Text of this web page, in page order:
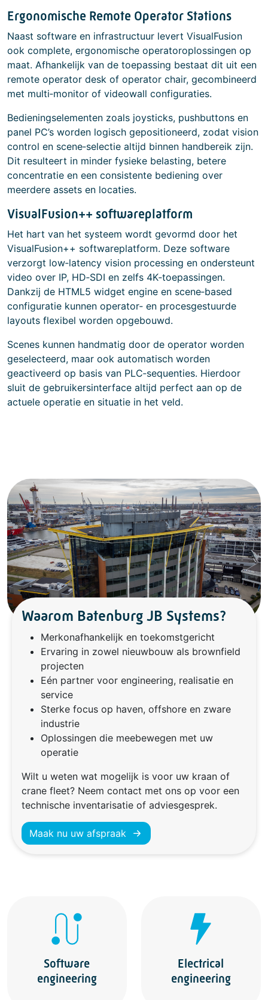
Ergonomische Remote Operator Stations
Naast software en infrastructuur levert VisualFusion
ook complete, ergonomische operatoroplossingen op
maat. Afhankelijk van de toepassing bestaat dit uit een
remote operator desk of operator chair, gecombineerd
met multi‑monitor of videowall configuraties.
Bedieningselementen zoals joysticks, pushbuttons en
panel PC’s worden logisch gepositioneerd, zodat vision
control en scene‑selectie altijd binnen handbereik zijn.
Dit resulteert in minder fysieke belasting, betere
concentratie en een consistente bediening over
meerdere assets en locaties.
VisualFusion++ softwareplatform
Het hart van het systeem wordt gevormd door het
VisualFusion++ softwareplatform. Deze software
verzorgt low‑latency vision processing en ondersteunt
video over IP, HD‑SDI en zelfs 4K‑toepassingen.
Dankzij de HTML5 widget engine en scene‑based
configuratie kunnen operator‑ en procesgestuurde
layouts flexibel worden opgebouwd.
Scenes kunnen handmatig door de operator worden
geselecteerd, maar ook automatisch worden
geactiveerd op basis van PLC‑sequenties. Hierdoor
sluit de gebruikersinterface altijd perfect aan op de
actuele operatie en situatie in het veld.
Waarom Batenburg JB Systems?
Merkonafhankelijk en toekomstgericht
Ervaring in zowel nieuwbouw als brownfield
projecten
Eén partner voor engineering, realisatie en
service
Sterke focus op haven, offshore en zware
industrie
Oplossingen die meebewegen met uw
operatie
Wilt u weten wat mogelijk is voor uw kraan of
crane fleet? Neem contact met ons op voor een
technische inventarisatie of adviesgesprek.
Maak nu uw afspraak
Software
engineering
Electrical
engineering